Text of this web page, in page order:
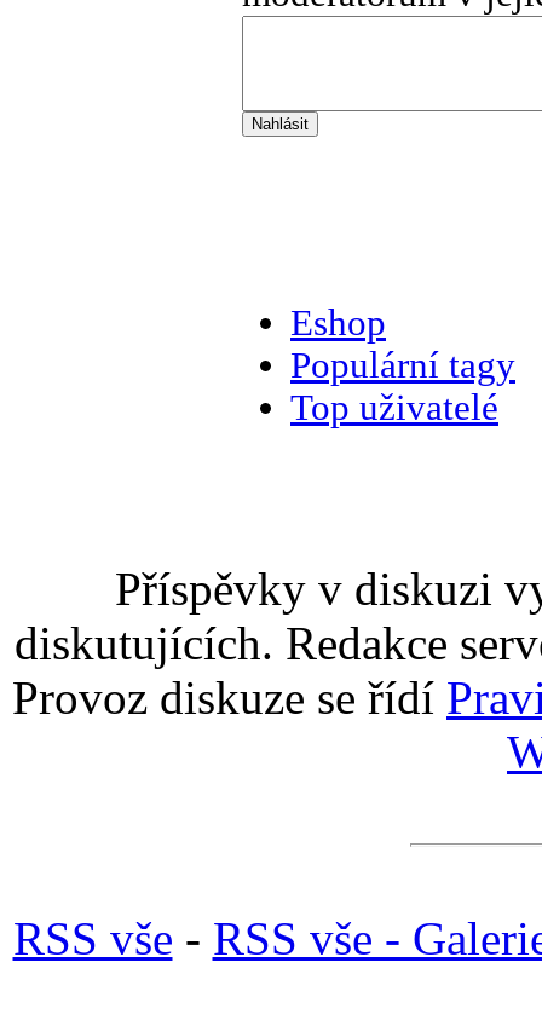
Eshop
Populární tagy
Top uživatelé
Příspěvky v diskuzi
diskutujících. Redakce
Provoz diskuze se řídí
RSS vše - RSS vše -